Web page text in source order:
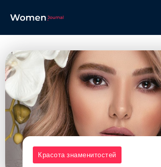
Красота знаменитостей